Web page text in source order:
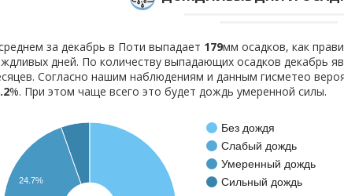
за декабрь в Поти выпадает 179мм осадков, как
дней. По количеству выпадающих осадков декабрь
Согласно нашим наблюдениям и данным гисметео
%. При этом чаще всего это будет дождь умеренной силы.
Без дождя
Слабый дождь
Умеренный дождь
Сильный дождь
24.7%